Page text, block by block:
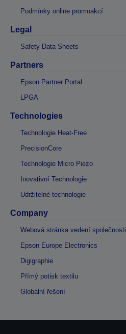
Podmínky online promoakcí
Legal
Safety Data Sheets
Partners
Epson Partner Portal
LPGA
Technologies
Technologie Heat-Free
PrecisionCore
Technologie Micro Piezo
Inovativní Technologie
Udržitelné technologie
Company
Webová stránka vedení společnosti
Epson Europe Electronics
Digigraphie
Přímý potisk textilu
Globální řešení